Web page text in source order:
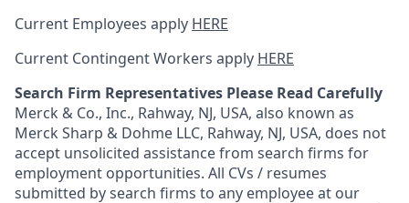
Current Employees apply HERE
Current Contingent Workers apply HERE
Search Firm Representatives Please Read Carefully
Merck & Co., Inc., Rahway, NJ, USA, also known as
Merck Sharp & Dohme LLC, Rahway, NJ, USA, does not
accept unsolicited assistance from search firms for
employment opportunities. All CVs / resumes
submitted by search firms to any employee at our